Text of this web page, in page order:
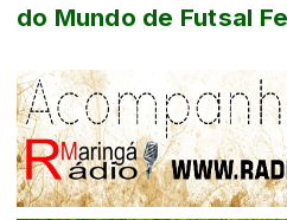
do Mundo de Futsal